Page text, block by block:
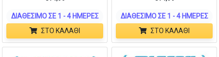
ΔΙΑΘΈΣΙΜΟ ΣΕ 1 - 4 ΗΜΈΡΕΣ
ΣΤΟ ΚΑΛΆΘΙ
ΔΙΑΘΈΣΙΜΟ ΣΕ 1 - 4 ΗΜΈΡΕΣ
ΣΤΟ ΚΑΛΆΘΙ